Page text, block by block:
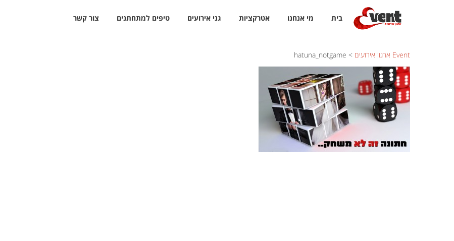
בית מי אנחנו אטרקציות גני אירועים טיפים למתחתנים צור קשר
Event ארגון אירועים >
hatuna_notgame